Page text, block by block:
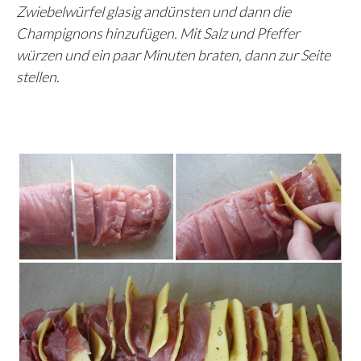
Zwiebelwürfel glasig andünsten und dann die
Champignons hinzufügen. Mit Salz und Pfeffer
würzen und ein paar Minuten braten, dann zur Seite
stellen.